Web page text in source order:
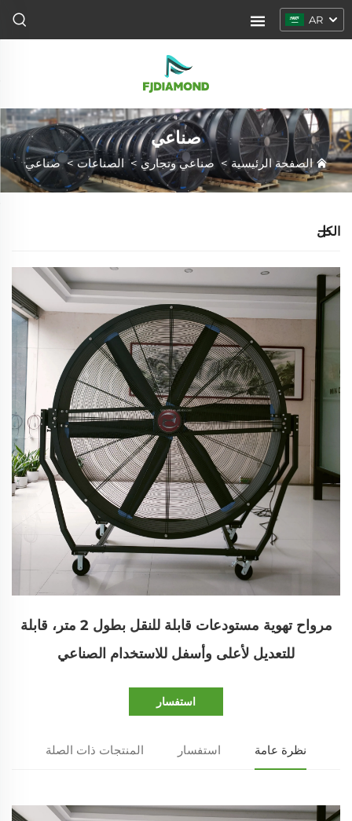
AR
صناعي
الصفحة الرئيسية> صناعي وتجاري >الصناعات>صناعي
الكل
مرواح تهوية مستودعات قابلة للنقل بطول 2 متر، قابلة
للتعديل لأعلى وأسفل للاستخدام الصناعي
استفسار
نظرة عامة استفسار المنتجات ذات الصلة